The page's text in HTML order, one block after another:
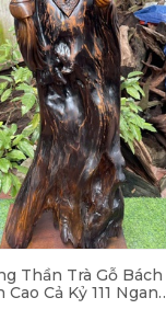
Thần Trà Gỗ Bách
Cao Cả Kỷ 111 Ngang